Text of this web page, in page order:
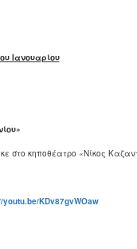
Ιανουαρίου
στο κηποθέατρο «Νίκος
youtu.be/KDv87gvWOaw